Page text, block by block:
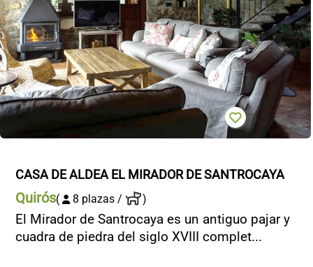
CASA DE ALDEA EL MIRADOR DE SANTROCAYA
Quirós( 8 plazas / )
El Mirador de Santrocaya es un antiguo pajar y
cuadra de piedra del siglo XVIII complet...